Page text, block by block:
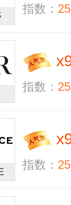
指数：
x
指数：
x
指数：